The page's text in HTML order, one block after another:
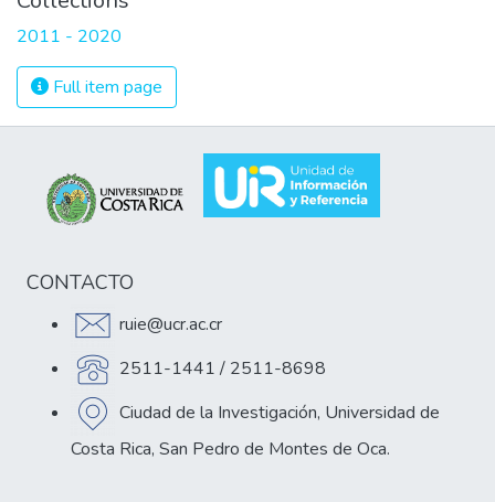
2011 - 2020
Full item page
CONTACTO
ruie@ucr.ac.cr
2511-1441 / 2511-8698
Ciudad de la Investigación, Universidad de
Costa Rica, San Pedro de Montes de Oca.